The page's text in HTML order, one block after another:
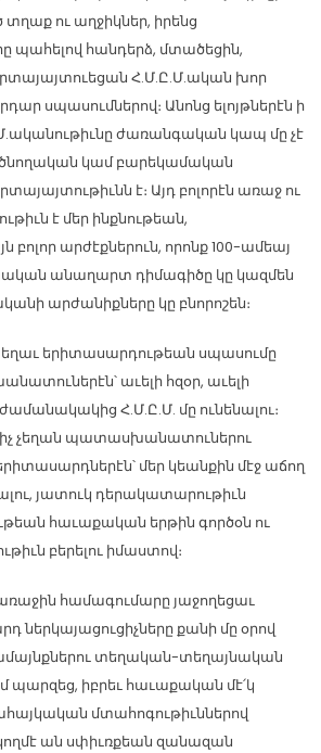
ու աղջիկներ, իրենց
պահելով հանդերձ, մտածեցին,
Հ.Մ.Ը.Մ.ական խոր
սպասումներով։ Անոնց ելոյթներէն ի
ժառանգական կապ մը չէ
ծնողական կամ բարեկամական
է։ Այդ բոլորէն առաջ ու
է մեր ինքնութեան,
բոլոր արժէքներուն, որոնք 100-ամեայ
անաղարտ դիմագիծը կը կազմեն
արժանիքները կը բնորոշեն։
երիտասարդութեան սպասումը
աւելի հզօր, աւելի
Հ.Մ.Ը.Մ. մը ունենալու։
չեղան պատասխանատուներու
մեր կեանքին մէջ աճող
յատուկ դերակատարութիւն
հաւաքական երթին գործօն ու
բերելու իմաստով։
համագումարը յաջողեցաւ
ներկայացուցիչները քանի մը օրով
տեղական-տեղայնական
պարզեց, իբրեւ հաւաքական մէ՛կ
մտահոգութիւններով
կողմէ ան սփիւռքեան զանազան